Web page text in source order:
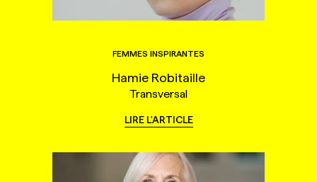
FEMMES INSPIRANTES
Hamie Robitaille
Transversal
LIRE L'ARTICLE